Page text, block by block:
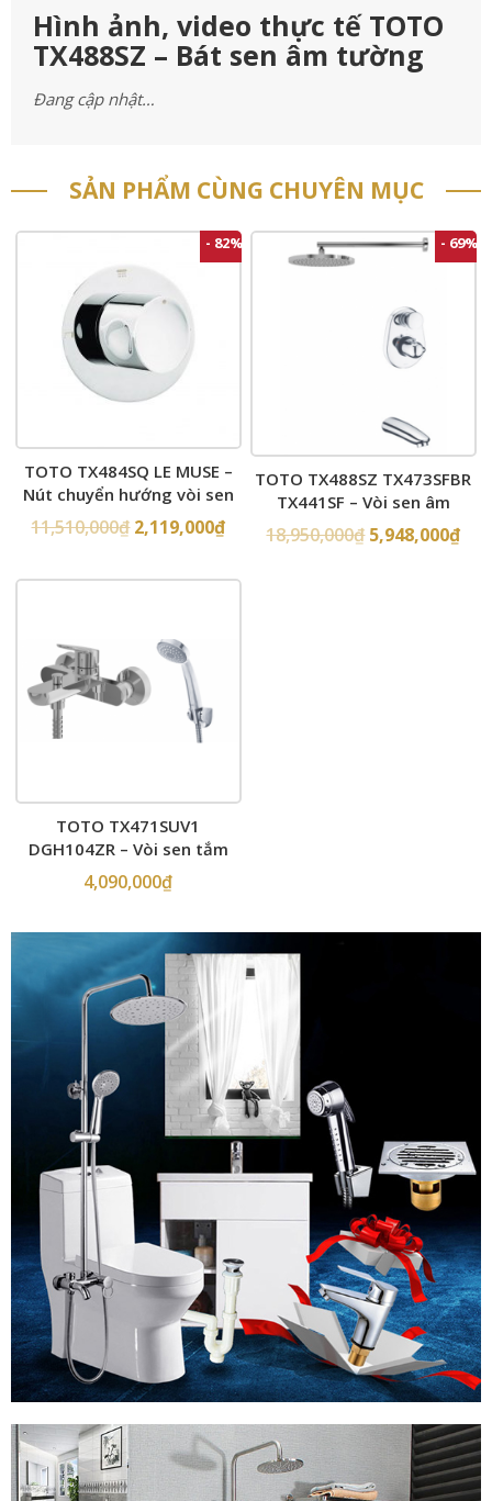
Hình ảnh, video thực tế TOTO
TX488SZ – Bát sen âm tường
Đang cập nhật…
SẢN PHẨM CÙNG CHUYÊN MỤC
- 82%
TOTO TX484SQ LE MUSE –
Nút chuyển hướng vòi sen
âm tường
11,510,000₫ 2,119,000₫
- 69%
TOTO TX488SZ TX473SFBR
TX441SF – Vòi sen âm
tường
18,950,000₫ 5,948,000₫
TOTO TX471SUV1
DGH104ZR – Vòi sen tắm
4,090,000₫